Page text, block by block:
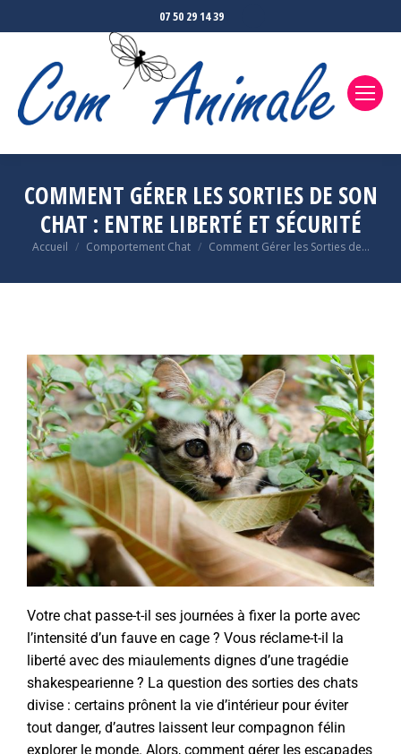
07 50 29 14 39
COMMENT GÉRER LES SORTIES DE SON
CHAT : ENTRE LIBERTÉ ET SÉCURITÉ
Vous êtes ici :
Accueil Comportement Chat Comment Gérer les Sorties de…
Votre chat passe-t-il ses journées à fixer la porte avec
l’intensité d’un fauve en cage ? Vous réclame-t-il la
liberté avec des miaulements dignes d’une tragédie
shakespearienne ? La question des sorties des chats
divise : certains prônent la vie d’intérieur pour éviter
tout danger, d’autres laissent leur compagnon félin
explorer le monde. Alors, comment gérer les escapades